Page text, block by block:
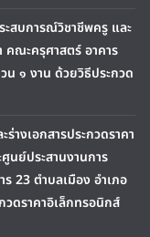
ะสบการณ์วิชาชีพครู และ
คณะครุศาสตร์ อาคาร
น ๑ งาน ด้วยวิธีประกวด
างเอกสารประกวดราคา
นย์ประสานงานการ
23 ตำบลเมือง อำเภอ
วดราคาอิเล็กทรอนิกส์